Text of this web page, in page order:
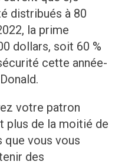
distribués à 80
la prime
dollars, soit 60 %
cette année-
votre patron
plus de la moitié de
que vous vous
des